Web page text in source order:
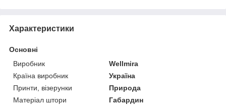
Характеристики
Основні
Виробник
Wellmira
Країна виробник
Україна
Принти, візерунки
Природа
Матеріал штори
Габардин